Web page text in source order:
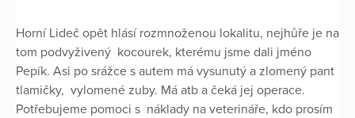
Horní Lideč opět hlásí rozmnoženou lokalitu, nejhůře je na
tom podvyživený kocourek, kterému jsme dali jméno
Pepík. Asi po srážce s autem má vysunutý a zlomený pant
tlamičky, vylomené zuby. Má atb a čeká jej operace.
Potřebujeme pomoci s náklady na veterináře, kdo prosím